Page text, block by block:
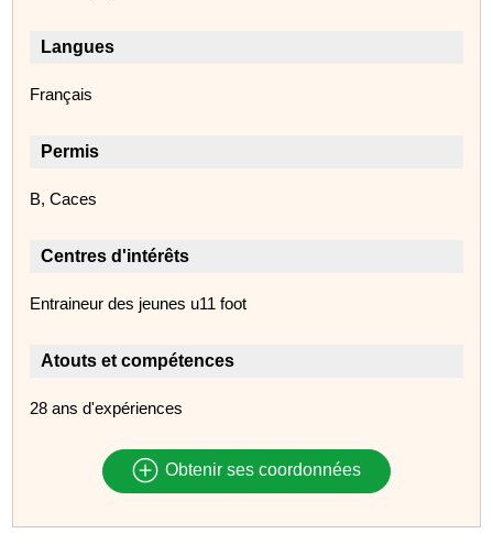
Langues
Français
Permis
B, Caces
Centres d'intérêts
Entraineur des jeunes u11 foot
Atouts et compétences
28 ans d'expériences
Obtenir ses coordonnées